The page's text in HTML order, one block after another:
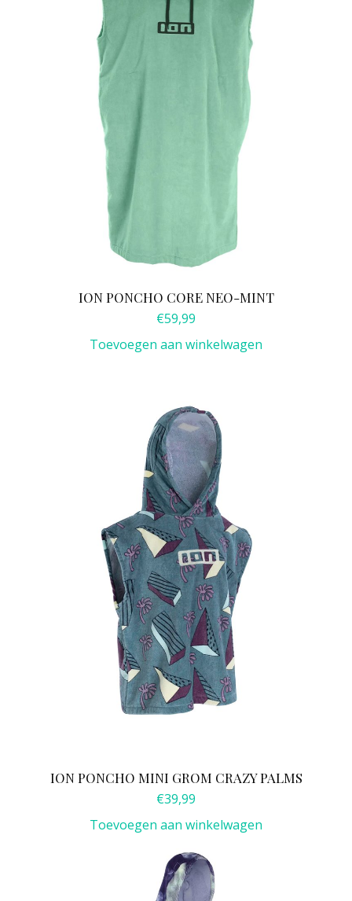
ION PONCHO CORE NEO-MINT
€59,99
Toevoegen aan winkelwagen
ION PONCHO MINI GROM CRAZY PALMS
€39,99
Toevoegen aan winkelwagen